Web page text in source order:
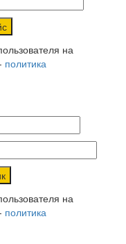
на
политика
на
политика